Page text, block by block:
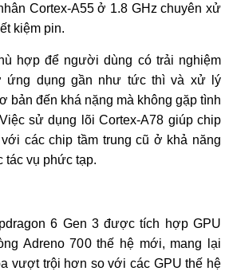
Cortex-A55 ở 1.8 GHz chuyên xử
kiệm pin.
hợp để người dùng có trải nghiệm
ứng dụng gần như tức thì và xử lý
bản đến khá nặng mà không gặp tình
sử dụng lõi Cortex-A78 giúp chip
các chip tầm trung cũ ở khả năng
tác vụ phức tạp.
6 Gen 3 được tích hợp GPU
Adreno 700 thế hệ mới, mang lại
vượt trội hơn so với các GPU thế hệ